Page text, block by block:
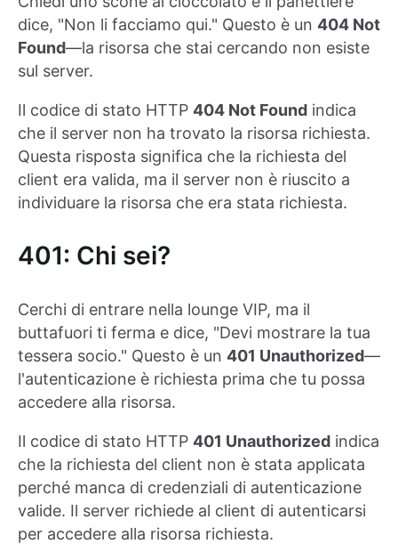
dice, "Non li facciamo qui." Questo è un 404 Not
Found—la risorsa che stai cercando non esiste
sul server.
Il codice di stato HTTP 404 Not Found indica
che il server non ha trovato la risorsa richiesta.
Questa risposta significa che la richiesta del
client era valida, ma il server non è riuscito a
individuare la risorsa che era stata richiesta.
401: Chi sei?
Cerchi di entrare nella lounge VIP, ma il
buttafuori ti ferma e dice, "Devi mostrare la tua
tessera socio." Questo è un 401 Unauthorized—
l'autenticazione è richiesta prima che tu possa
accedere alla risorsa.
Il codice di stato HTTP 401 Unauthorized indica
che la richiesta del client non è stata applicata
perché manca di credenziali di autenticazione
valide. Il server richiede al client di autenticarsi
per accedere alla risorsa richiesta.